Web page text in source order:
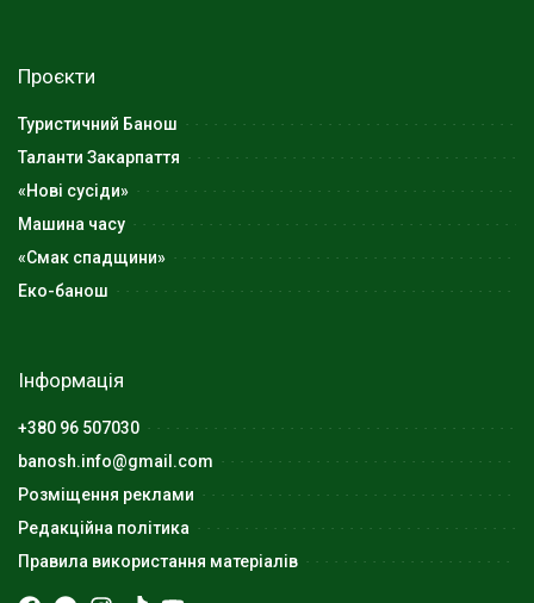
Проєкти
Туристичний Банош
Таланти Закарпаття
«Нові сусіди»
Машина часу
«Смак спадщини»
Еко-банош
Інформація
+380 96 507030
banosh.info@gmail.com
Розміщення реклами
Редакційна політика
Правила використання матеріалів